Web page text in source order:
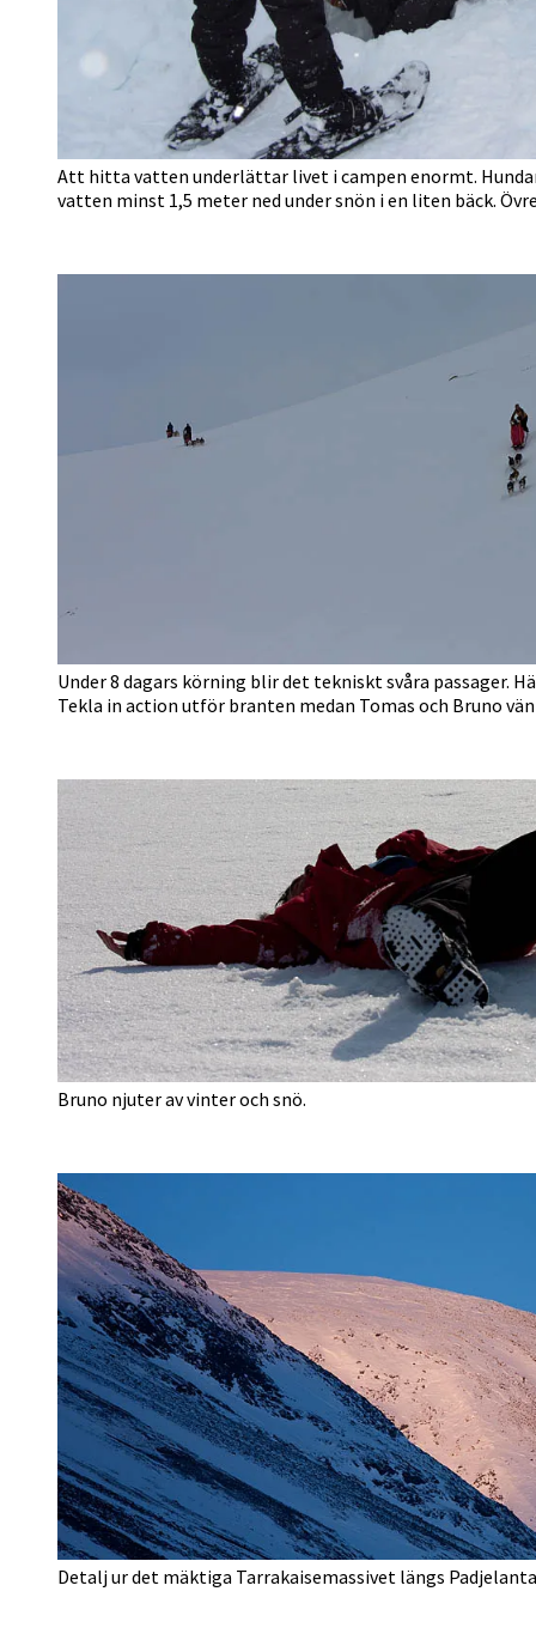
Att hitta vatten underlättar livet i campen enormt.
vatten minst 1,5 meter ned under snön i en liten bäck.
Under 8 dagars körning blir det tekniskt svåra passager.
Tekla in action utför branten medan Tomas och Bruno
Bruno njuter av vinter och snö.
Detalj ur det mäktiga Tarrakaisemassivet längs